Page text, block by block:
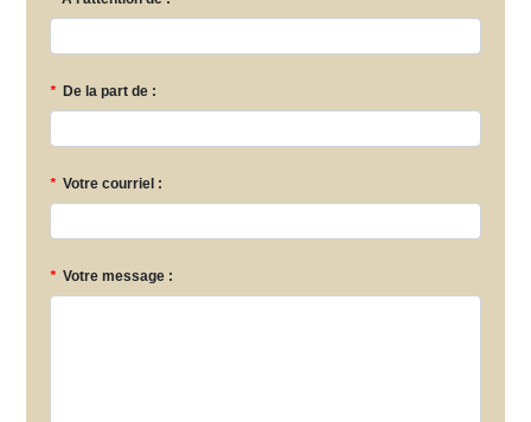
* De la part de :
* Votre courriel :
* Votre message :